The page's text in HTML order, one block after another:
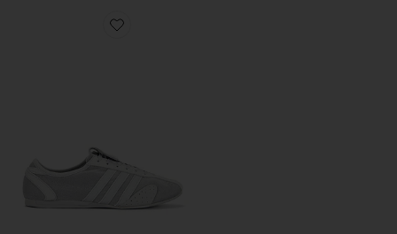
Favorite SPORTSWEAR 76 스니커즈